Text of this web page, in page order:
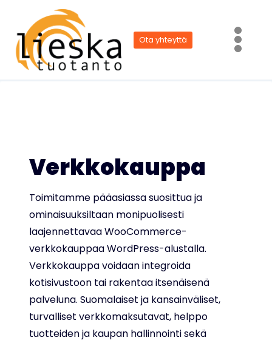
sisältöön
Ota yhteyttä
Verkkokauppa
Toimitamme pääasiassa suosittua ja
ominaisuuksiltaan monipuolisesti
laajennettavaa WooCommerce-
verkkokauppaa WordPress-alustalla.
Verkkokauppa voidaan integroida
kotisivustoon tai rakentaa itsenäisenä
palveluna. Suomalaiset ja kansainväliset,
turvalliset verkkomaksutavat, helppo
tuotteiden ja kaupan hallinnointi sekä